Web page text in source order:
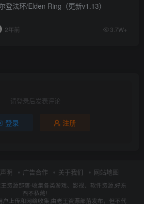
登法环/Elden Ring（更新v1.13）
2年前 3.7W+
请登录后发表评论
登录 注册
明 广告合作 关于我们 网站地图
王资源部落-收集各类游戏、影视、软件资源,好东
西不私藏!
户上传和网络收集,由老王资源部落发布，但不代